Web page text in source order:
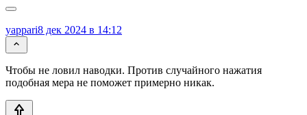
yappari8 дек 2024 в 14:12
Чтобы не ловил наводки. Против случайного нажатия
подобная мера не поможет примерно никак.